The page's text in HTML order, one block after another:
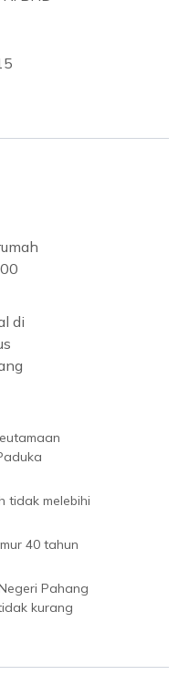
di
tidak melebihi
40 tahun
Pahang
kurang